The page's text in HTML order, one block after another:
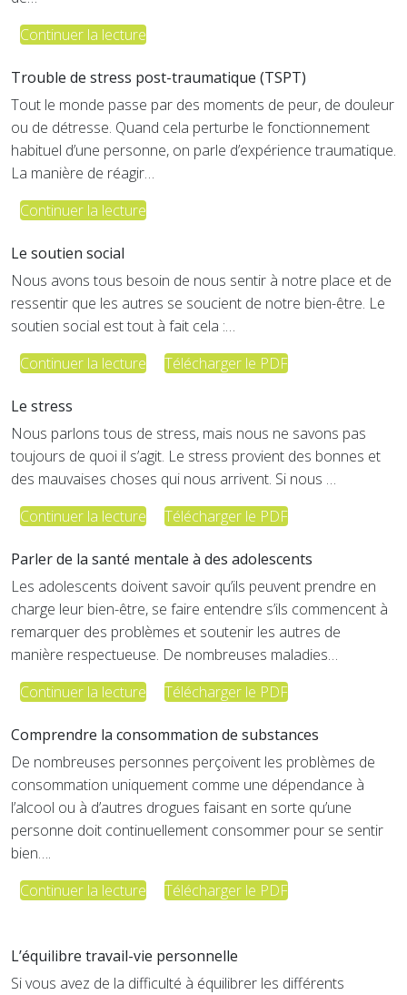
Continuer la lecture
Trouble de stress post-traumatique (TSPT)
Tout le monde passe par des moments de peur, de douleur
ou de détresse. Quand cela perturbe le fonctionnement
habituel d’une personne, on parle d’expérience traumatique.
La manière de réagir…
Continuer la lecture
Le soutien social
Nous avons tous besoin de nous sentir à notre place et de
ressentir que les autres se soucient de notre bien-être. Le
soutien social est tout à fait cela :…
Continuer la lecture
Télécharger le PDF
Le stress
Nous parlons tous de stress, mais nous ne savons pas
toujours de quoi il s’agit. Le stress provient des bonnes et
des mauvaises choses qui nous arrivent. Si nous …
Continuer la lecture
Télécharger le PDF
Parler de la santé mentale à des adolescents
Les adolescents doivent savoir qu’ils peuvent prendre en
charge leur bien-être, se faire entendre s’ils commencent à
remarquer des problèmes et soutenir les autres de
manière respectueuse. De nombreuses maladies…
Continuer la lecture
Télécharger le PDF
Comprendre la consommation de substances
De nombreuses personnes perçoivent les problèmes de
consommation uniquement comme une dépendance à
l’alcool ou à d’autres drogues faisant en sorte qu’une
personne doit continuellement consommer pour se sentir
bien….
Continuer la lecture
Télécharger le PDF
L’équilibre travail-vie personnelle
Si vous avez de la difficulté à équilibrer les différents